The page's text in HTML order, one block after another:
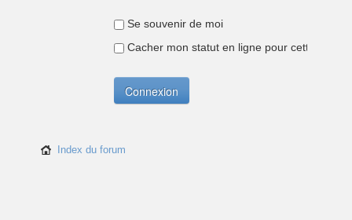
Se souvenir de moi
Cacher mon statut en ligne pour cette
Index du forum